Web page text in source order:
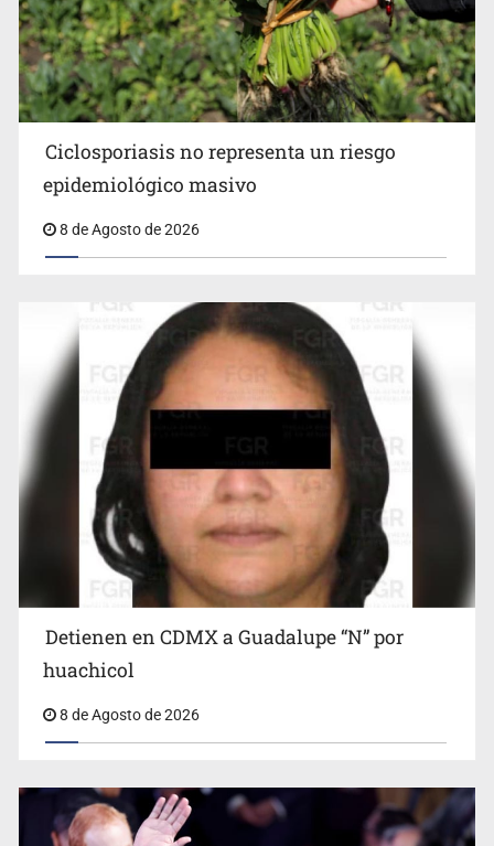
Michoacán
Cae en Zapopan prófugo estadounidense buscado por
Interpol
Ciclosporiasis no representa un riesgo epidemiológico
masivo
Ciclosporiasis no representa un riesgo
epidemiológico masivo
8 de Agosto de 2026
Detienen en CDMX a Guadalupe “N” por
huachicol
8 de Agosto de 2026